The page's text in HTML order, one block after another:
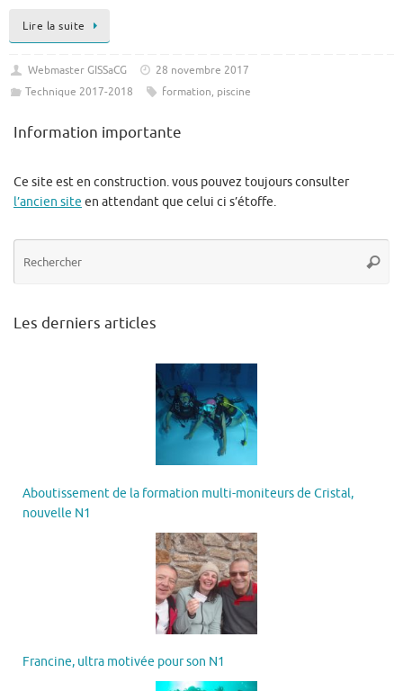
Lire la suite
Webmaster GISSaCG
28 novembre 2017
Technique 2017-2018
formation, piscine
Information importante
Ce site est en construction. vous pouvez toujours consulter
l’ancien site en attendant que celui ci s’étoffe.
Les derniers articles
Aboutissement de la formation multi-moniteurs de Cristal,
nouvelle N1
Francine, ultra motivée pour son N1